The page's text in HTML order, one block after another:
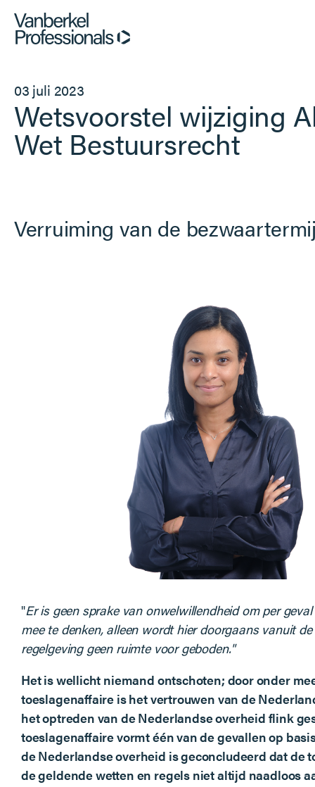
Professionals
Opdrachtgevers
03 juli 2023
Wetsvoorstel wijziging
Wet Bestuursrecht
Verruiming van de
"Er is geen sprake van onwelwillendheid om per
mee te denken, alleen wordt hier doorgaans vanuit
regelgeving geen ruimte voor geboden."
Het is wellicht niemand ontschoten; door onder
toeslagenaffaire is het vertrouwen van de
het optreden van de Nederlandse overheid flink
toeslagenaffaire vormt één van de gevallen op
de Nederlandse overheid is geconcludeerd dat de
de geldende wetten en regels niet altijd naadloos